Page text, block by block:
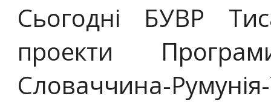
Сьогодні БУВР
проекти
Словаччина-